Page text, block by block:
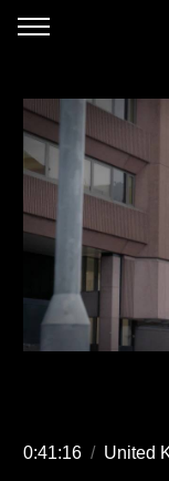
0:41:16 / United